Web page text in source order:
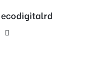
ecodigitalrd